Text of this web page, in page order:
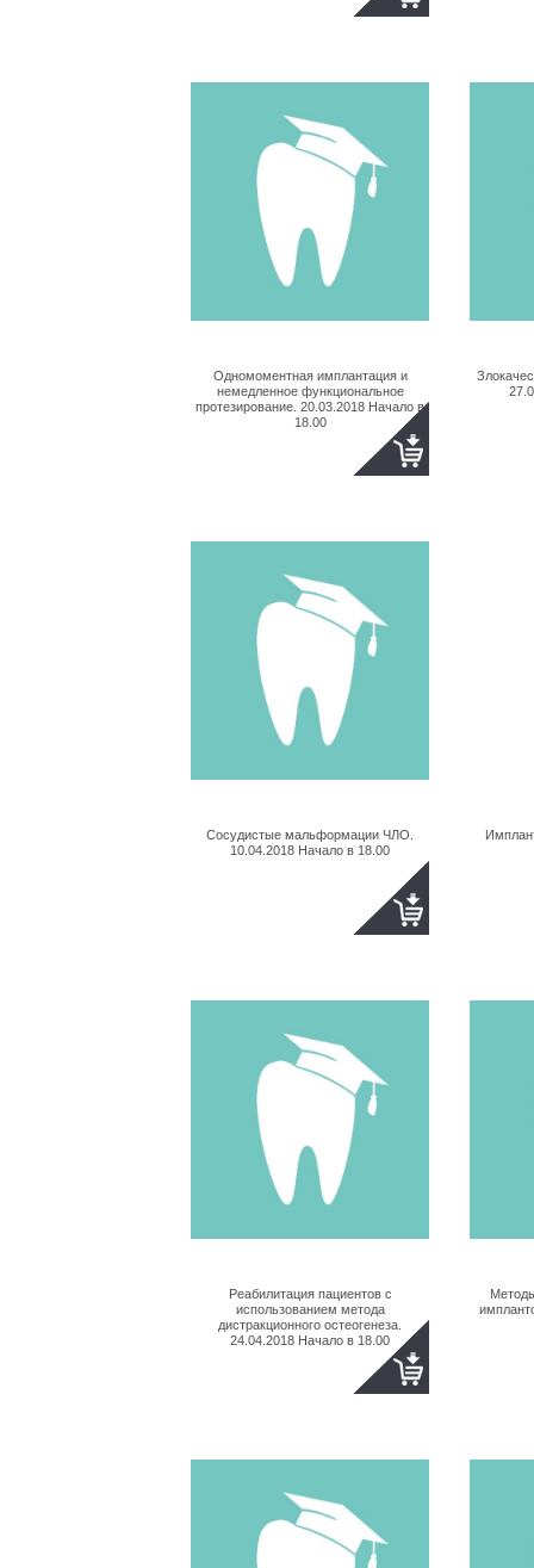
Одномоментная имплантация и
немедленное функциональное
протезирование. 20.03.2018 Начало в
18.00
Сосудистые мальформации ЧЛО.
10.04.2018 Начало в 18.00
Реабилитация пациентов с
использованием метода
дистракционного остеогенеза.
24.04.2018 Начало в 18.00